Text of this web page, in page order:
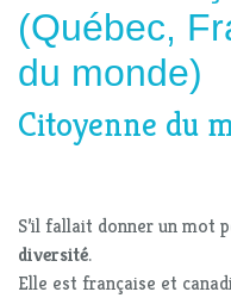
(Québec,
du monde)
Citoyenne du
S’il fallait donner un mot
diversité.
Elle est française et